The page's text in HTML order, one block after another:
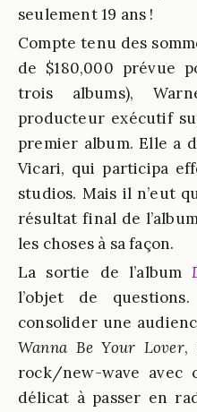
seulement 19 ans !
Compte tenu des
de $180,000 prévue
trois albums),
producteur exécutif
premier album. Elle a
Vicari, qui participa
studios. Mais il n’eut
résultat final de
les choses à sa façon.
La sortie de l’album
l’objet de
consolider une
Wanna Be Your Lover,
rock/new-wave avec
délicat à passer en